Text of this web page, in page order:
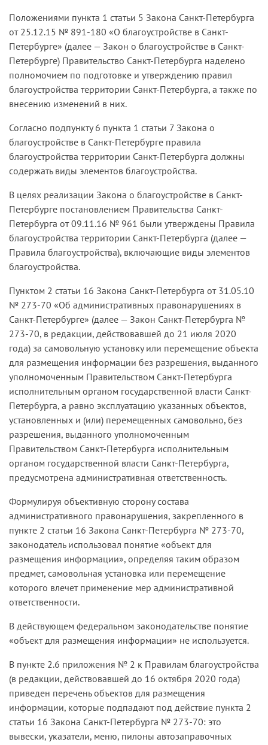
Положениями пункта 1 статьи 5 Закона Санкт-Петербурга
от 25.12.15 № 891-180 «О благоустройстве в Санкт-
Петербурге» (далее — Закон о благоустройстве в Санкт-
Петербурге) Правительство Санкт-Петербурга наделено
полномочием по подготовке и утверждению правил
благоустройства территории Санкт-Петербурга, а также по
внесению изменений в них.
Согласно подпункту 6 пункта 1 статьи 7 Закона о
благоустройстве в Санкт-Петербурге правила
благоустройства территории Санкт-Петербурга должны
содержать виды элементов благоустройства.
В целях реализации Закона о благоустройстве в Санкт-
Петербурге постановлением Правительства Санкт-
Петербурга от 09.11.16 № 961 были утверждены Правила
благоустройства территории Санкт-Петербурга (далее —
Правила благоустройства), включающие виды элементов
благоустройства.
Пунктом 2 статьи 16 Закона Санкт-Петербурга от 31.05.10
№ 273-70 «Об административных правонарушениях в
Санкт-Петербурге» (далее — Закон Санкт-Петербурга №
273-70, в редакции, действовавшей до 21 июля 2020
года) за самовольную установку или перемещение объекта
для размещения информации без разрешения, выданного
уполномоченным Правительством Санкт-Петербурга
исполнительным органом государственной власти Санкт-
Петербурга, а равно эксплуатацию указанных объектов,
установленных и (или) перемещенных самовольно, без
разрешения, выданного уполномоченным
Правительством Санкт-Петербурга исполнительным
органом государственной власти Санкт-Петербурга,
предусмотрена административная ответственность.
Формулируя объективную сторону состава
административного правонарушения, закрепленного в
пункте 2 статьи 16 Закона Санкт-Петербурга № 273-70,
законодатель использовал понятие «объект для
размещения информации», определяя таким образом
предмет, самовольная установка или перемещение
которого влечет применение мер административной
ответственности.
В действующем федеральном законодательстве понятие
«объект для размещения информации» не используется.
В пункте 2.6 приложения № 2 к Правилам благоустройства
(в редакции, действовавшей до 16 октября 2020 года)
приведен перечень объектов для размещения
информации, которые подпадают под действие пункта 2
статьи 16 Закона Санкт-Петербурга № 273-70: это
вывески, указатели, меню, пилоны автозаправочных